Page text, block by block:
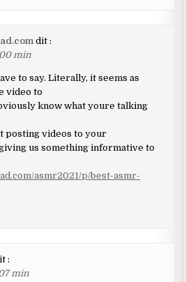
dit :
00 min
to say. Literally, it seems as
video to
know what youre talking
posting videos to your
us something informative to
asmr2021/p/best-asmr-
:
min